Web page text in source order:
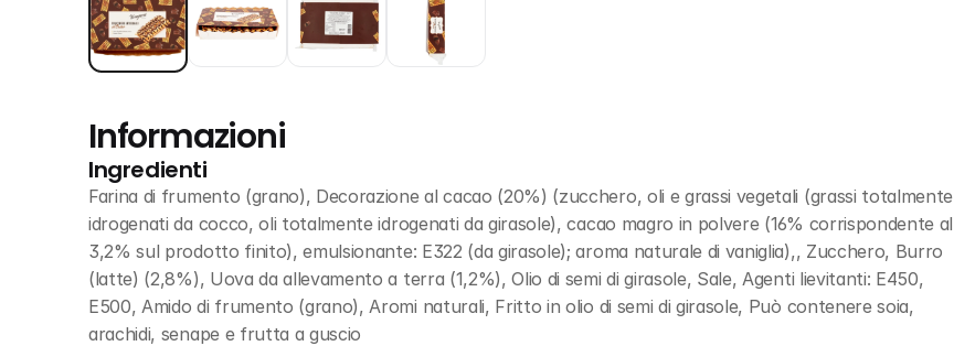
Informazioni
Ingredienti
Farina di frumento (grano), Decorazione al cacao (20%) (zucchero, oli e grassi vegetali (grassi totalmente
idrogenati da cocco, oli totalmente idrogenati da girasole), cacao magro in polvere (16% corrispondente al
3,2% sul prodotto finito), emulsionante: E322 (da girasole); aroma naturale di vaniglia),, Zucchero, Burro
(latte) (2,8%), Uova da allevamento a terra (1,2%), Olio di semi di girasole, Sale, Agenti lievitanti: E450,
E500, Amido di frumento (grano), Aromi naturali, Fritto in olio di semi di girasole, Può contenere soia,
arachidi, senape e frutta a guscio